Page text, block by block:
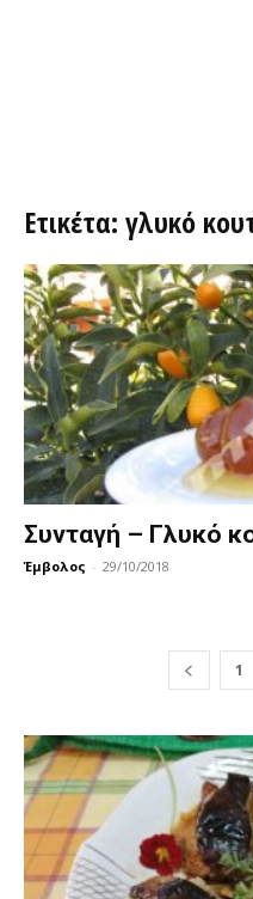
Ετικέτα: γλυκό
Συνταγή – Γλυκό
Έμβολος - 29/10/2018
1